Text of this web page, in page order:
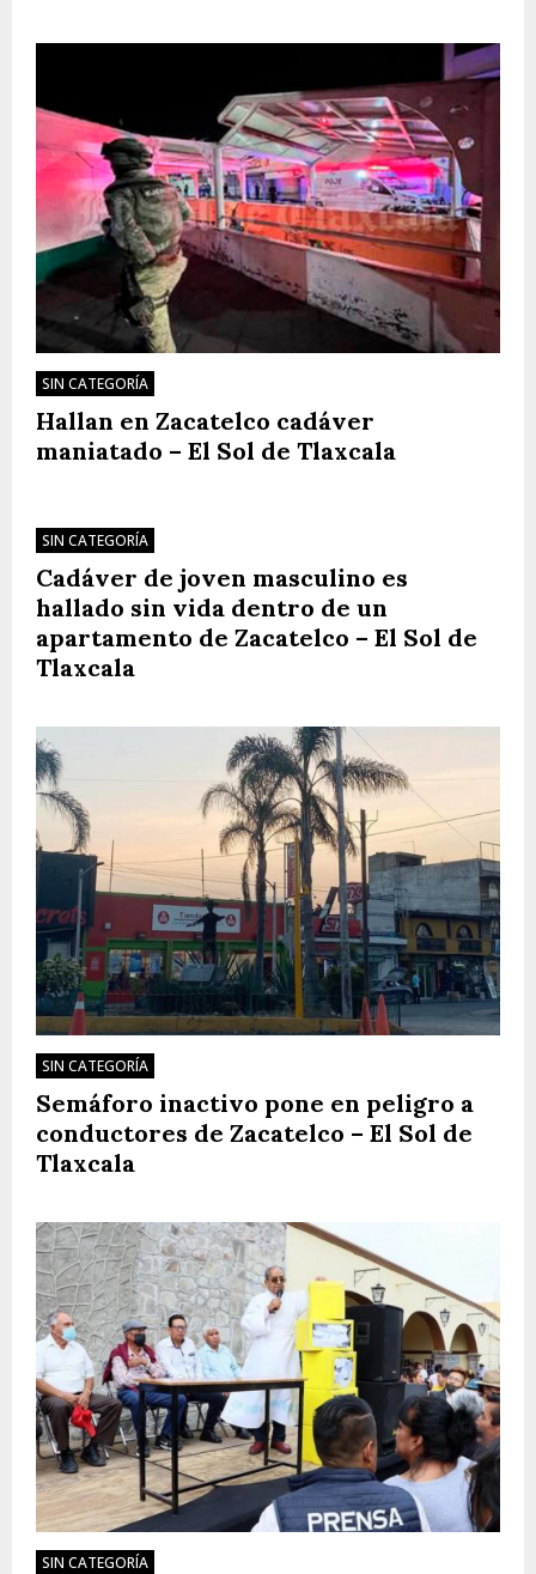
SIN CATEGORÍA
Hallan en Zacatelco cadáver
maniatado – El Sol de Tlaxcala
SIN CATEGORÍA
Cadáver de joven masculino es
hallado sin vida dentro de un
apartamento de Zacatelco – El Sol de
Tlaxcala
SIN CATEGORÍA
Semáforo inactivo pone en peligro a
conductores de Zacatelco – El Sol de
Tlaxcala
SIN CATEGORÍA